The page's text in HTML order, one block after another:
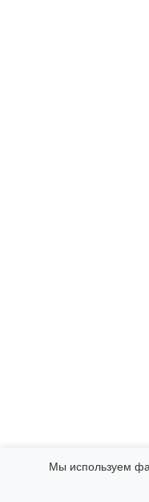
Мы используем